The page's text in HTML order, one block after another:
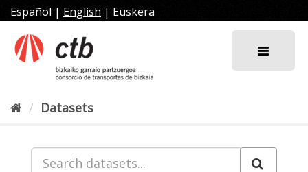
Skip
to
content
Español | English | Euskera
Datasets